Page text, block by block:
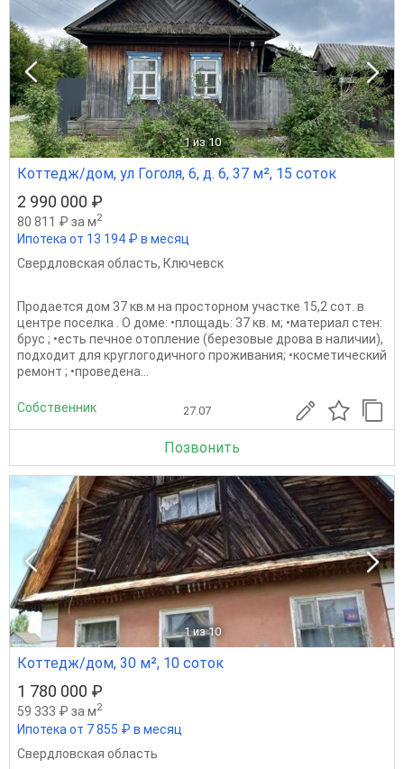
1 из 10
Коттедж/дом, ул Гоголя, 6, д. 6, 37 м², 15 соток
2 990 000 ₽
80 811 ₽ за м2
Ипотека от 13 194 ₽ в месяц
Свердловская область, Ключевск
Продается дом 37 кв.м на просторном участке 15,2 сот. в
центре поселка . О доме: •площадь: 37 кв. м; •материал стен:
брус ; •есть печное отопление (березовые дрова в наличии),
подходит для круглогодичного проживания; •косметический
ремонт ; •проведена...
Собственник 27.07
Позвонить
1 из 10
Коттедж/дом, 30 м², 10 соток
1 780 000 ₽
59 333 ₽ за м2
Ипотека от 7 855 ₽ в месяц
Свердловская область